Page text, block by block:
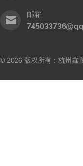
邮箱
© 2026 版权所有：杭州鑫